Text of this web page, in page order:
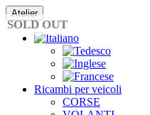
Vai
al
contenuto
Atelier
Ricambi per veicoli
CORSE
SOLD OUT